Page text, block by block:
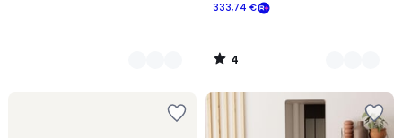
333,74 €
4
/